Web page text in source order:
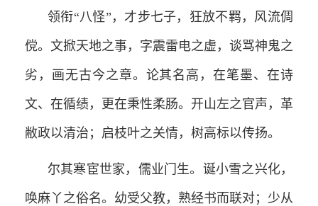
领衔“八怪”，才步七子，狂放不羁，风流倜
傥。文掀天地之事，字震雷电之虚，谈骂神鬼之
劣，画无古今之章。论其名高，在笔墨、在诗
文、在循绩，更在秉性柔肠。开山左之官声，革
敝政以清治；启枝叶之关情，树高标以传扬。
尔其寒宦世家，儒业门生。诞小雪之兴化，
唤麻丫之俗名。幼受父教，熟经书而联对；少从